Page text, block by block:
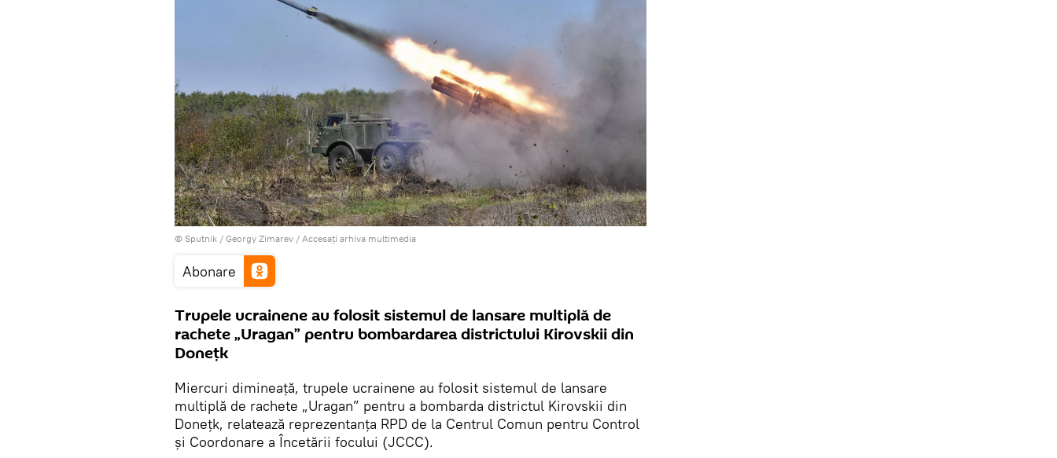
© Sputnik / Georgy Zimarev / Accesați arhiva multimedia
Abonare
Trupele ucrainene au folosit sistemul de lansare multiplă de
rachete „Uragan” pentru bombardarea districtului Kirovskii din
Donețk
Miercuri dimineață, trupele ucrainene au folosit sistemul de lansare
multiplă de rachete „Uragan” pentru a bombarda districtul Kirovskii din
Donețk, relatează reprezentanța RPD de la Centrul Comun pentru Control
și Coordonare a Încetării focului (JCCC).